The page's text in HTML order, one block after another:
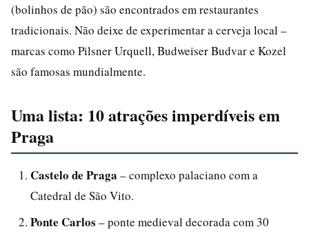
(bolinhos de pão) são encontrados em restaurantes
tradicionais. Não deixe de experimentar a cerveja local –
marcas como Pilsner Urquell, Budweiser Budvar e Kozel
são famosas mundialmente.
Uma lista: 10 atrações imperdíveis em
Praga
Castelo de Praga – complexo palaciano com a
Catedral de São Vito.
Ponte Carlos – ponte medieval decorada com 30